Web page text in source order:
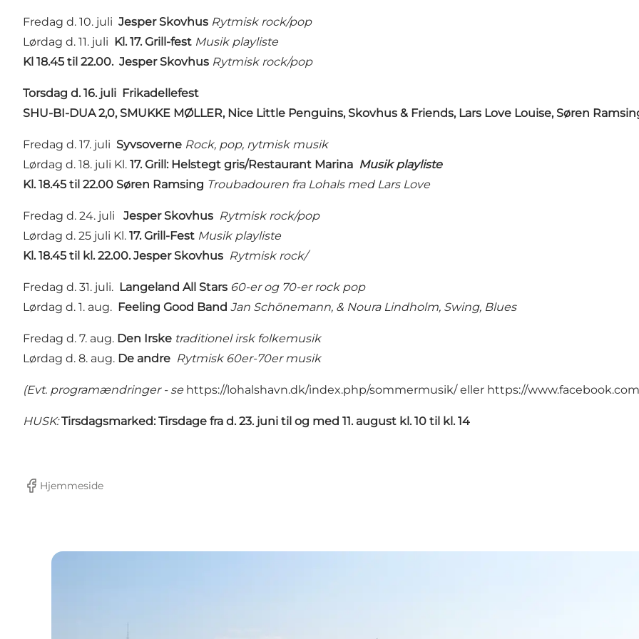
Fredag d. 10. juli Jesper Skovhus Rytmisk rock/pop
Lørdag d. 11. juli Kl. 17. Grill-fest Musik playliste
Kl 18.45 til 22.00. Jesper Skovhus Rytmisk rock/pop
Torsdag d. 16. juli Frikadellefest
SHU-BI-DUA 2,0, SMUKKE MØLLER, Nice Little Penguins, Skovhus & Friends, Lars Love Louise, Søren
Fredag d. 17. juli Syvsoverne Rock, pop, rytmisk musik
Lørdag d. 18. juli Kl. 17. Grill: Helstegt gris/Restaurant Marina Musik playliste
Kl. 18.45 til 22.00 Søren Ramsing Troubadouren fra Lohals med Lars Love
Fredag d. 24. juli Jesper Skovhus Rytmisk rock/pop
Lørdag d. 25 juli Kl. 17. Grill-Fest Musik playliste
Kl. 18.45 til kl. 22.00. Jesper Skovhus Rytmisk rock/
Fredag d. 31. juli. Langeland All Stars 60-er og 70-er rock pop
Lørdag d. 1. aug. Feeling Good Band Jan Schönemann, & Noura Lindholm, Swing, Blues
Fredag d. 7. aug. Den Irske traditionel irsk folkemusik
Lørdag d. 8. aug. De andre Rytmisk 60er-70er musik
(Evt. programændringer - se https://lohalshavn.dk/index.php/sommermusik/eller https://
HUSK:Tirsdagsmarked: Tirsdage fra d. 23. juni til og med 11. august kl. 10 til kl. 14
Facebook
Hjemmeside